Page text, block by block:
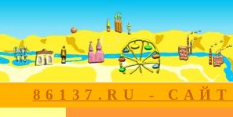
86137.RU -